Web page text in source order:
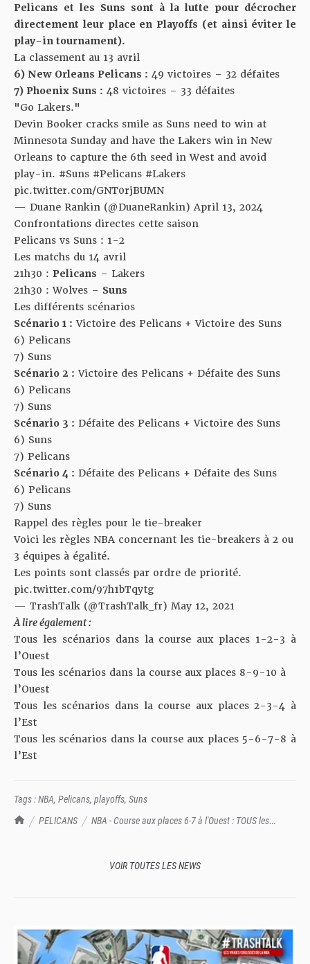
TrashTalk Actu NBA
PELICANS
NBA - Course aux places 6-7 à l'Ouest : TOUS les
Pelicans et les Suns sont à la lutte pour décrocher
directement leur place en Playoffs (et ainsi éviter le
play-in tournament).
La classement au 13 avril
6) New Orleans Pelicans : 49 victoires – 32 défaites
7) Phoenix Suns : 48 victoires – 33 défaites
"Go Lakers."
Devin Booker cracks smile as Suns need to win at
Minnesota Sunday and have the Lakers win in New
Orleans to capture the 6th seed in West and avoid
play-in. #Suns #Pelicans #Lakers
pic.twitter.com/GNT0rjBUMN
— Duane Rankin (@DuaneRankin)April 13, 2024
Confrontations directes cette saison
Pelicans vs Suns : 1-2
Les matchs du 14 avril
21h30 : Pelicans – Lakers
21h30 : Wolves – Suns
Les différents scénarios
Scénario 1 : Victoire des Pelicans + Victoire des Suns
6) Pelicans
7) Suns
Scénario 2 : Victoire des Pelicans + Défaite des Suns
6) Pelicans
7) Suns
Scénario 3 : Défaite des Pelicans + Victoire des Suns
6) Suns
7) Pelicans
Scénario 4 : Défaite des Pelicans + Défaite des Suns
6) Pelicans
7) Suns
Rappel des règles pour le tie-breaker
Voici les règles NBA concernant les tie-breakers à 2 ou
3 équipes à égalité.
Les points sont classés par ordre de priorité.
pic.twitter.com/97h1bTqytg
— TrashTalk (@TrashTalk_fr) May 12, 2021
À lire également :
Tous les scénarios dans la course aux places 1-2-3 à
l’Ouest
Tous les scénarios dans la course aux places 8-9-10 à
l’Ouest
Tous les scénarios dans la course aux places 2-3-4 à
l’Est
Tous les scénarios dans la course aux places 5-6-7-8 à
l’Est
Tags :NBA, Pelicans, playoffs, Suns
VOIR TOUTES LES NEWS